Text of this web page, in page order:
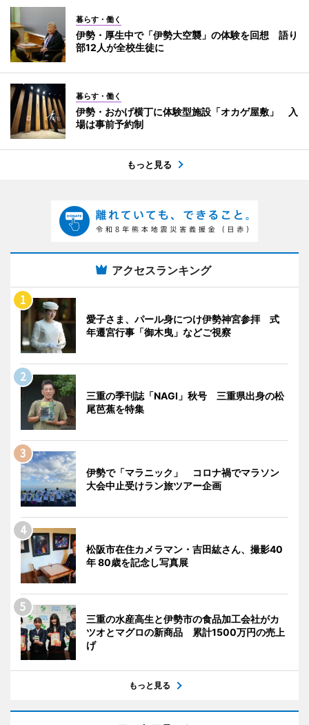
暮らす・働く
伊勢・厚生中で「伊勢大空襲」の体験を回想 語り
部12人が全校生徒に
暮らす・働く
伊勢・おかげ横丁に体験型施設「オカゲ屋敷」 入
場は事前予約制
もっと見る
アクセスランキング
愛子さま、パール身につけ伊勢神宮参拝 式
年遷宮行事「御木曳」などご視察
三重の季刊誌「NAGI」秋号 三重県出身の松
尾芭蕉を特集
伊勢で「マラニック」 コロナ禍でマラソン
大会中止受けラン旅ツアー企画
松阪市在住カメラマン・吉田紘さん、撮影40
年 80歳を記念し写真展
三重の水産高生と伊勢市の食品加工会社がカ
ツオとマグロの新商品 累計1500万円の売上
げ
もっと見る